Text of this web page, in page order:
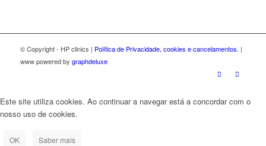
© Copyright - HP clinics | Política de Privacidade, cookies e cancelamentos. |
www powered by graphdeluxe
Este site utiliza cookies. Ao continuar a navegar está a concordar com o
nosso uso de cookies.
OK Saber mais